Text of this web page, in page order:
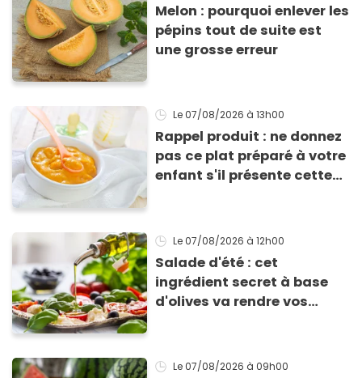
Melon : pourquoi enlever les
pépins tout de suite est
une grosse erreur
Le 07/08/2026 à 13h00
Rappel produit : ne donnez
pas ce plat préparé à votre
enfant s'il présente cette
Le 07/08/2026 à 12h00
Salade d'été : cet
ingrédient secret à base
d'olives va rendre vos
Le 07/08/2026 à 09h00